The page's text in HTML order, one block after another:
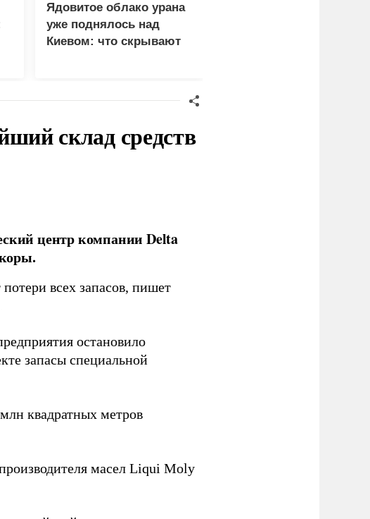
Ядовитое облако урана
уже поднялось над
Киевом: что скрывают
склад средств
центр компании Delta
всех запасов, пишет
остановило
запасы специальной
квадратных метров
масел Liqui Moly